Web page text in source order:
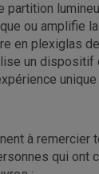
partition
ou amplifie
en plexiglas
un dispositif
à remercier
qui ont